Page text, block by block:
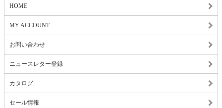
HOME
MY ACCOUNT
お問い合わせ
ニュースレター登録
カタログ
セール情報